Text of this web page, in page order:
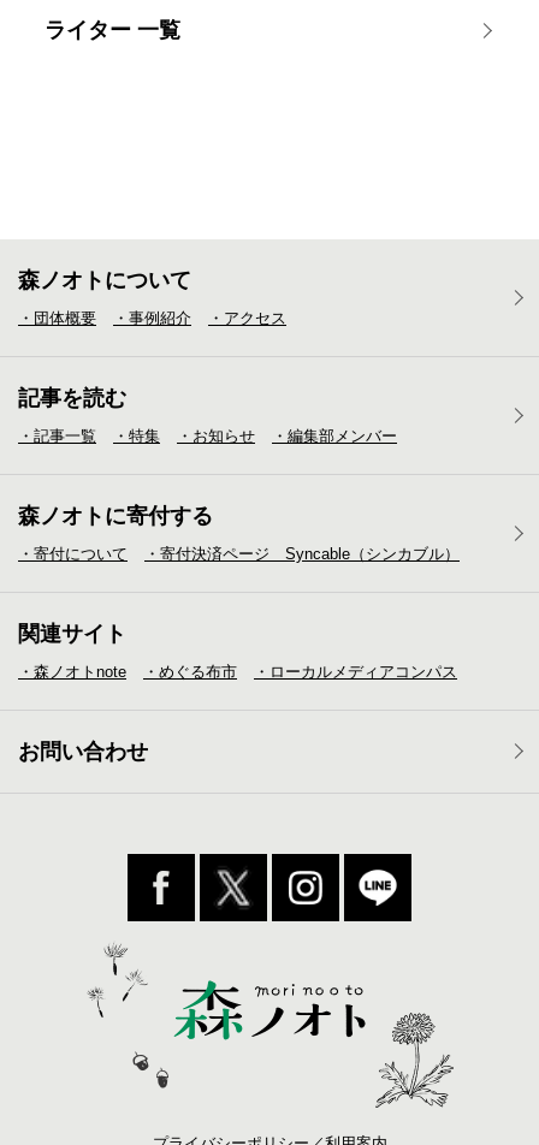
ライター 一覧
森ノオトについて
・団体概要 ・事例紹介 ・アクセス
記事を読む
・記事一覧 ・特集 ・お知らせ ・編集部メンバー
森ノオトに寄付する
・寄付について ・寄付決済ページ Syncable（シンカブル）
関連サイト
・森ノオトnote ・めぐる布市 ・ローカルメディア コンパス
お問い合わせ